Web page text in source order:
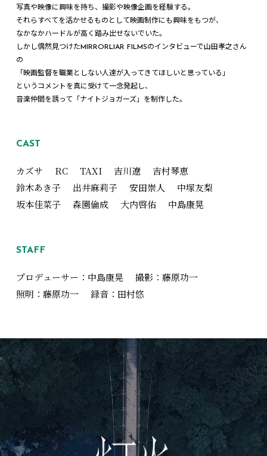
写真や映像に興味を持ち、撮影や映像企画を経験する。
それらすべてを活かせるものとして映画制作にも興味をもつが、
なかなかハードルが高く踏み出せないでいた。
しかし偶然見つけたMIRRORLIAR FILMSのインタビューで山田孝之さん
の
「映画監督を職業としない人達が入ってきてほしいと思っている」
というコメントを真に受けて一念発起し、
音楽仲間を誘って「ナイトジョガーズ」を制作した。
CAST
カズサ RC TAXI 吉川遼
吉村琴恵
鈴木あき子
出井麻莉子 安田崇人
中塚友梨
坂本佳菜子
森園倫成 大内啓佑 中島康晃
STAFF
プロデューサー：中島康晃
撮影：藤原功一
照明：藤原功一
録音：田村悠